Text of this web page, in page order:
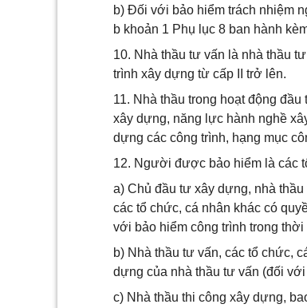
b) Đối với bảo hiểm trách nhiệm
b khoản 1 Phụ lục 8 ban hành
10. Nhà thầu tư vấn là nhà thầu
trình xây dựng từ cấp II trở lên.
11. Nhà thầu trong hoạt động
xây dựng, năng lực hành nghề
dựng các công trình, hạng mục
12. Người được bảo hiểm là các
a) Chủ đầu tư xây dựng, nhà
các tổ chức, cá nhân khác có
với bảo hiểm công trình trong
b) Nhà thầu tư vấn, các tổ chức,
dựng của nhà thầu tư vấn (đối
c) Nhà thầu thi công xây dựng,